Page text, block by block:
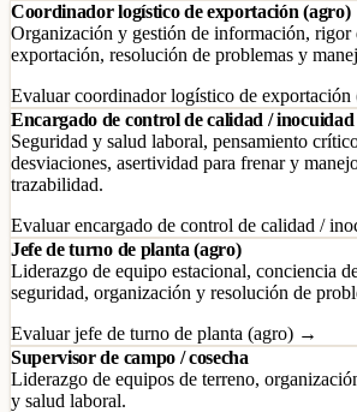
Coordinador logístico de exportación (agro)
Organización y gestión de información, rigor
exportación, resolución de problemas y
Evaluar coordinador logístico de
Encargado de control de calidad / inocuidad
Seguridad y salud laboral, pensamiento
desviaciones, asertividad para frenar y
trazabilidad.
Evaluar encargado de control de calidad /
Jefe de turno de planta (agro)
Liderazgo de equipo estacional, conciencia
seguridad, organización y resolución de
Evaluar jefe de turno de planta (agro) →
Supervisor de campo / cosecha
Liderazgo de equipos de terreno,
y salud laboral.